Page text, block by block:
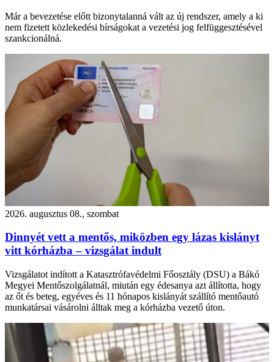
Már a bevezetése előtt bizonytalanná vált az új rendszer, amely a ki
nem fizetett közlekedési bírságokat a vezetési jog felfüggesztésével
szankcionálná.
2026. augusztus 08., szombat
Dinnyét vett a mentős, miközben egy lázas kislányt
vitt kórházba – vizsgálat indult
Vizsgálatot indított a Katasztrófavédelmi Főosztály (DSU) a Bákó
Megyei Mentőszolgálatnál, miután egy édesanya azt állította, hogy
az őt és beteg, egyéves és 11 hónapos kislányát szállító mentőautó
munkatársai vásárolni álltak meg a kórházba vezető úton.